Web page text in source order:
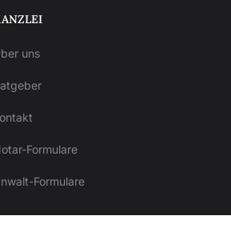
uns
Formulare
Formulare